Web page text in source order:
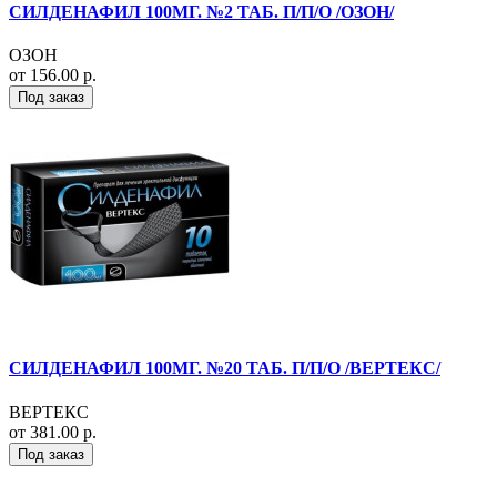
СИЛДЕНАФИЛ 100МГ. №2 ТАБ. П/П/О /ОЗОН/
ОЗОН
от 156.00 р.
Под заказ
СИЛДЕНАФИЛ 100МГ. №20 ТАБ. П/П/О /ВЕРТЕКС/
ВЕРТЕКС
от 381.00 р.
Под заказ